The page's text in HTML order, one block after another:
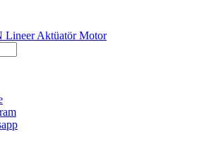
Lineer Aktüatör Motor